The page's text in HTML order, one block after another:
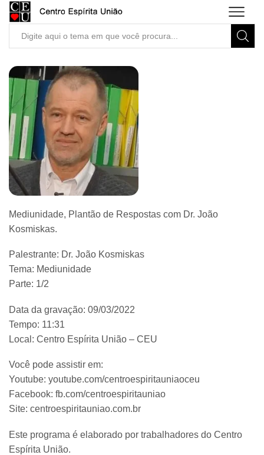
Search
Mediunidade, Plantão de Respostas com Dr. João
Kosmiskas.
Palestrante: Dr. João Kosmiskas
Tema: Mediunidade
Parte: 1/2
Data da gravação: 09/03/2022
Tempo: 11:31
Local: Centro Espírita União – CEU
Você pode assistir em:
Youtube: youtube.com/centroespiritauniaoceu
Facebook: fb.com/centroespiritauniao
Site: centroespiritauniao.com.br
Este programa é elaborado por trabalhadores do Centro
Espírita União.